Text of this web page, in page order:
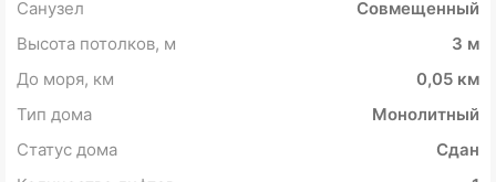
Санузел
Совмещенный
Высота потолков, м
3 м
До моря, км
0,05 км
Тип дома
Монолитный
Статус дома
Сдан